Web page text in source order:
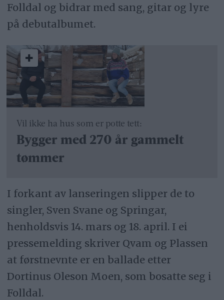
Folldal og bidrar med sang, gitar og lyre
på debutalbumet.
Vil ikke ha hus som er potte tett:
Bygger med 270 år gammelt
tømmer
I forkant av lanseringen slipper de to
singler, Sven Svane og Springar,
henholdsvis 14. mars og 18. april. I ei
pressemelding skriver Qvam og Plassen
at førstnevnte er en ballade etter
Dortinus Oleson Moen, som bosatte seg i
Folldal.